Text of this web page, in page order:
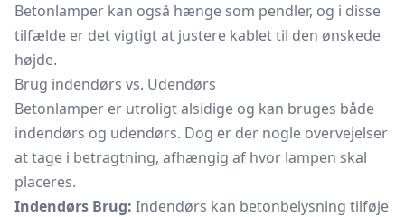
Betonlamper kan også hænge som pendler, og i disse
tilfælde er det vigtigt at justere kablet til den ønskede
højde.
Brug indendørs vs. Udendørs
Betonlamper er utroligt alsidige og kan bruges både
indendørs og udendørs. Dog er der nogle overvejelser
at tage i betragtning, afhængig af hvor lampen skal
placeres.
Indendørs Brug: Indendørs kan betonbelysning tilføje